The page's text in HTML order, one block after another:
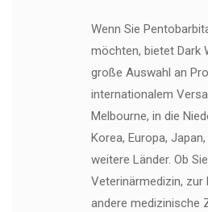
Wenn Sie
möchten, bietet Dark
große Auswahl an
internationalem
Melbourne, in die
Korea, Europa,
weitere Länder. Ob
Veterinärmedizin, zur
andere medizinische